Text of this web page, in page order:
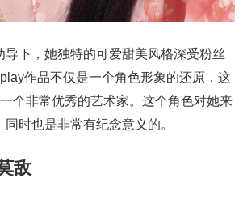
导下，她独特的可爱甜美风格深受粉丝
作品不仅是一个角色形象的还原，这
个非常优秀的艺术家。这个角色对她来
时也是非常有纪念意义的。
敌